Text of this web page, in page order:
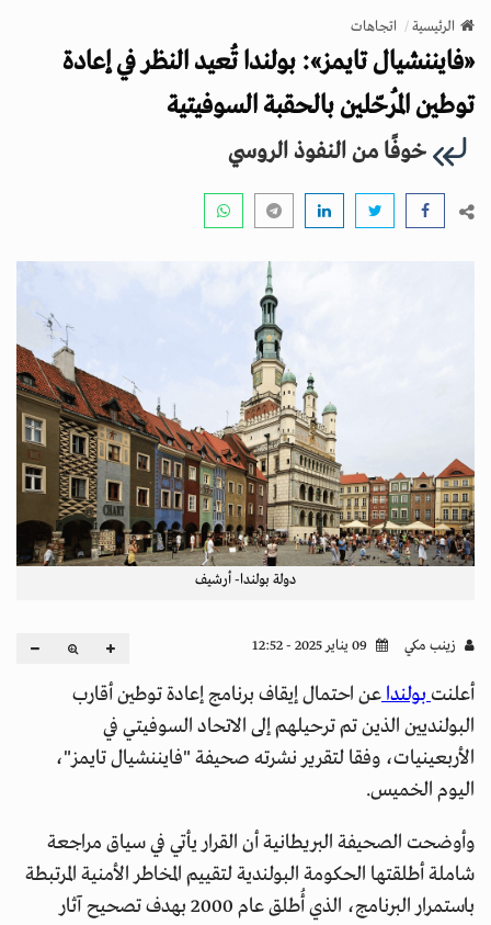
v
i
g
a
i
الرئيسية اتجاهات
«فايننشيال تايمز»: بولندا تُعيد النظر في إعادة
توطين المُرحّلين بالحقبة السوفيتية
خوفًا من النفوذ الروسي
دولة بولندا- أرشيف
زينب مكي
أعلنتبولنداعن احتمال إيقاف برنامج إعادة توطين أقارب
البولنديين الذين تم ترحيلهم إلى الاتحاد السوفيتي في
الأربعينيات، وفقا لتقرير نشرته صحيفة "فايننشيال تايمز"،
اليوم الخميس.
وأوضحت الصحيفة البريطانية أن القرار يأتي في سياق مراجعة
شاملة أطلقتها الحكومة البولندية لتقييم المخاطر الأمنية المرتبطة
باستمرار البرنامج، الذي أُطلق عام 2000 بهدف تصحيح آثار